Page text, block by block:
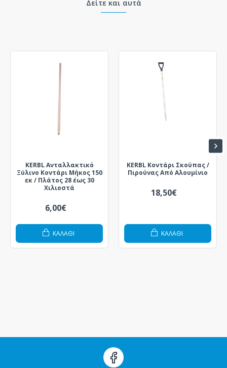
Δείτε και αυτά
KERBL Ανταλλακτικό
Ξύλινο Κοντάρι Μήκος 150
εκ / Πλάτος 28 έως 30
Χιλιοστά
6,00€
ΚΑΛΆΘΙ
KERBL Κοντάρι Σκούπας /
Πιρούνας Από Αλουμίνιο
18,50€
ΚΑΛΆΘΙ